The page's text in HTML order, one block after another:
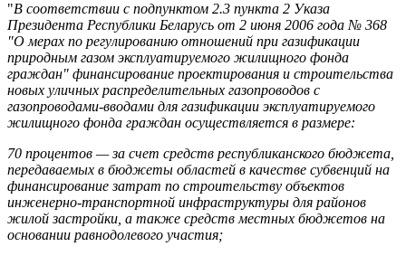
"В соответствии с подпунктом 2.3 пункта 2 Указа
Президента Республики Беларусь от 2 июня 2006 года № 368
"О мерах по регулированию отношений при газификации
природным газом эксплуатируемого жилищного фонда
граждан" финансирование проектирования и строительства
новых уличных распределительных газопроводов с
газопроводами-вводами для газификации эксплуатируемого
жилищного фонда граждан осуществляется в размере:
70 процентов — за счет средств республиканского бюджета,
передаваемых в бюджеты областей в качестве субвенций на
финансирование затрат по строительству объектов
инженерно-транспортной инфраструктуры для районов
жилой застройки, а также средств местных бюджетов на
основании равнодолевого участия;